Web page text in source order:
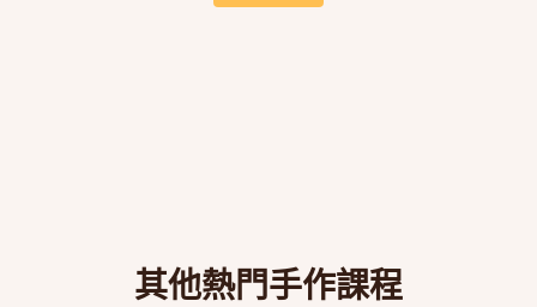
其他熱門手作課程